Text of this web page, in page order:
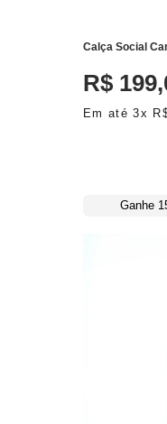
Calça Social
R$ 199,
Em até3x
Ganhe